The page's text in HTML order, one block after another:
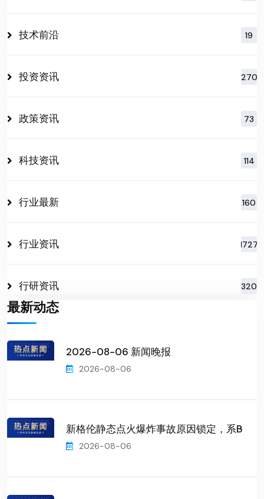
技术前沿 19
投资资讯 270
政策资讯 73
科技资讯 114
行业最新 160
行业资讯 1727
行研资讯 320
最新动态
2026-08-06 新闻晚报
2026-08-06
新格伦静态点火爆炸事故原因锁定，系B
2026-08-06